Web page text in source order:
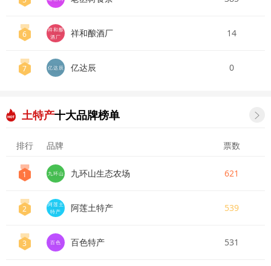
6
祥和酿
酒厂
祥和酿酒厂 14
7 亿达辰 亿达辰 0
土特产十大品牌榜单 
排行 品牌 票数
1 九环山 九环山生态农场 621
2
阿莲土
特产
阿莲土特产 539
3 百色 百色特产 531